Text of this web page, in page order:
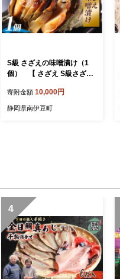
S級 さざえの味噌漬け（1
個） 【 さざえ S級さざえ
り 味噌漬け オリジナル 人
気 おすすめ セット 惣菜 お
寄附金額 10,000円
静岡県南伊豆町
4